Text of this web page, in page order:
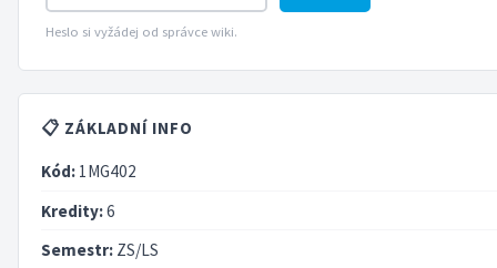
Heslo si vyžádej od správce wiki.
📋 ZÁKLADNÍ INFO
Kód: 1MG402
Kredity:6
Semestr: ZS/LS